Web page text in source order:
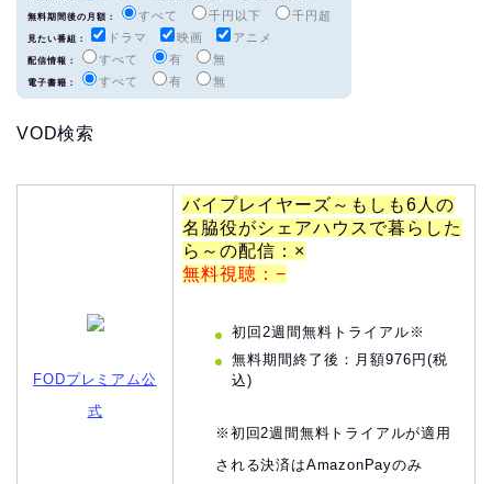
無料期間後の月額： すべて 千円以下 千円超
見たい番組： ドラマ 映画 アニメ
配信情報： すべて 有 無
電子書籍： すべて 有 無
VOD検索
FODプレミアム公
式
バイプレイヤーズ～もしも6人の
名脇役がシェアハウスで暮らした
ら～の配信：×
無料視聴：−
初回2週間無料トライアル※
無料期間終了後：月額976円(税
込)
※初回2週間無料トライアルが適用
される決済はAmazonPayのみ